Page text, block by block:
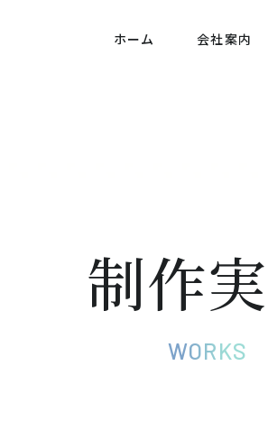
ホーム 会社案内
method-innovation.co.jp/
制作
WORKS